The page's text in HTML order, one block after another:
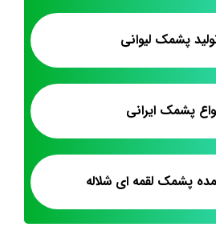
پشمک لیوانی
پشمک ایرانی
پشمک لقمه ای شلاله